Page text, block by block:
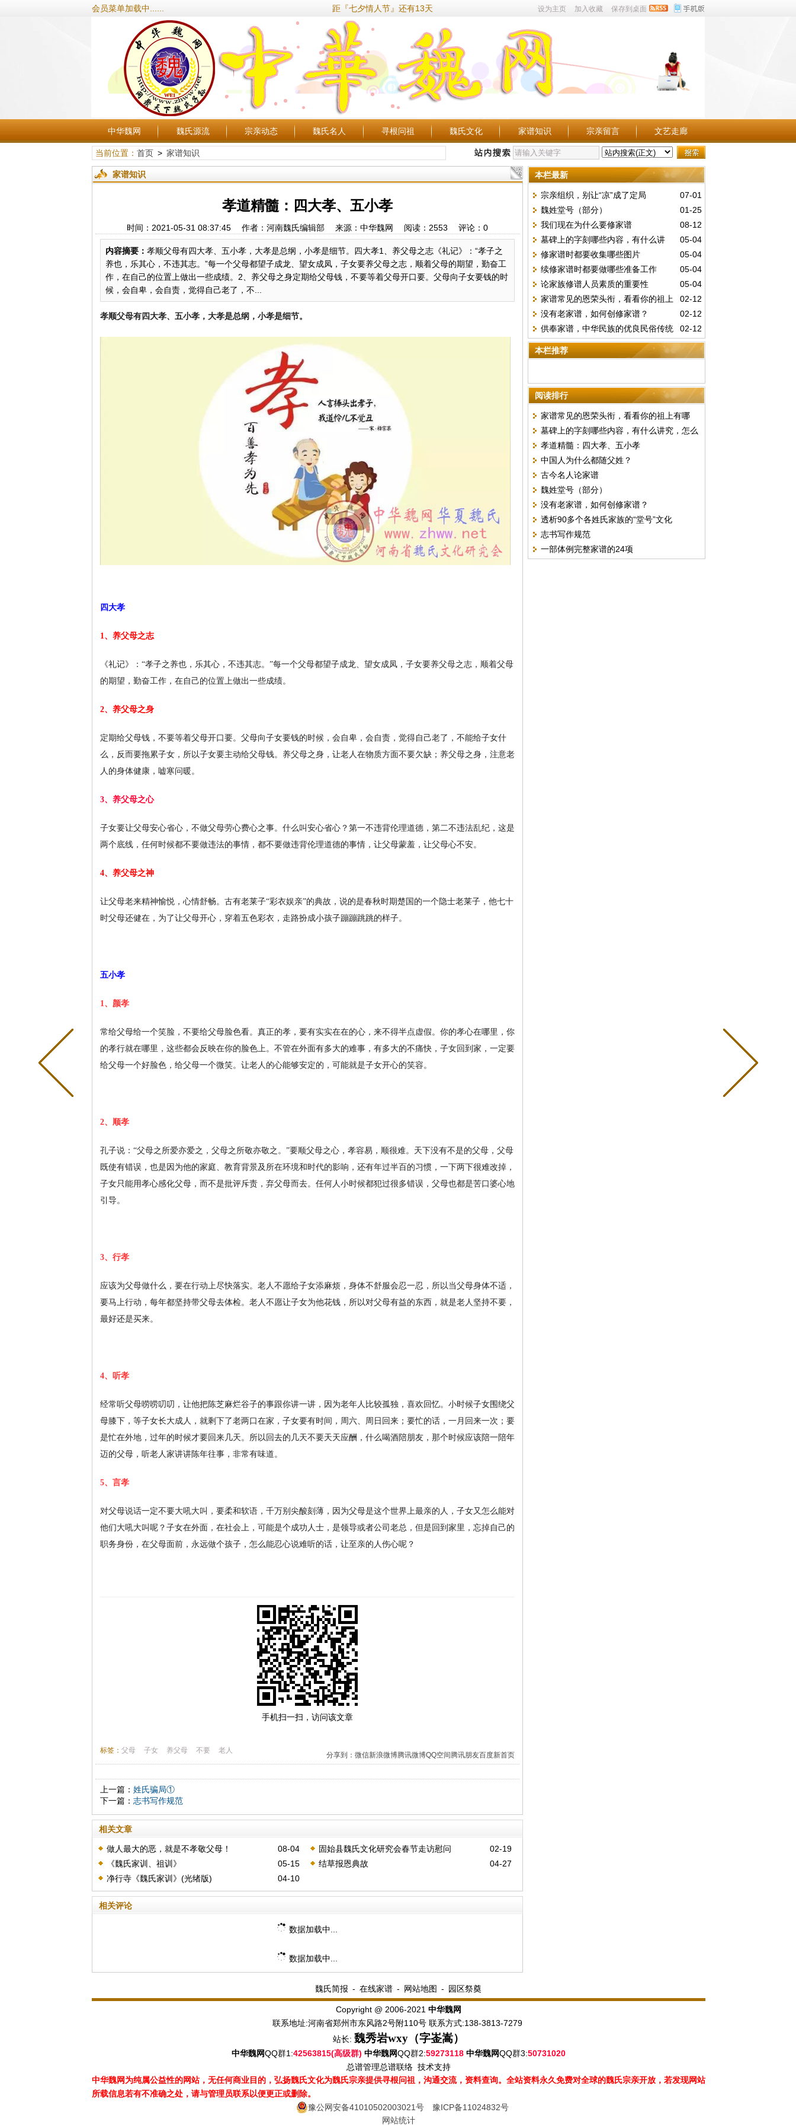
会员菜单加载中...... 设为主页 加入收藏 保存到桌面
距『七夕情人节』还有13天
中华魏网 魏氏源流 宗亲动态 魏氏名人 寻根问祖 魏氏文化 家谱知识 宗亲留言 文艺走廊
当前位置： 首页> 家谱知识
家谱知识
孝道精髓：四大孝、五小孝
时间：2021-05-31 08:37:45 作者：河南魏氏编辑部 来源：中华魏网 阅读： 2553 评论： 0
内容摘要： 孝顺父母有四大孝、五小孝，大孝是总纲，小孝是细节。四大孝1、养父母之志《礼记》：“孝子之
养也，乐其心，不违其志。”每一个父母都望子成龙、望女成凤，子女要养父母之志，顺着父母的期望，勤奋工
作，在自己的位置上做出一些成绩。2、养父母之身定期给父母钱，不要等着父母开口要。父母向子女要钱的时
候，会自卑，会自责，觉得自己老了，不...
孝顺父母有四大孝、五小孝，大孝是总纲，小孝是细节。
四大孝
1、养父母之志
《礼记》：“孝子之养也，乐其心，不违其志。”每一个父母都望子成龙、望女成凤，子女要养父母之志，顺着父母
的期望，勤奋工作，在自己的位置上做出一些成绩。
2、养父母之身
定期给父母钱，不要等着父母开口要。父母向子女要钱的时候，会自卑，会自责，觉得自己老了，不能给子女什
么，反而要拖累子女，所以子女要主动给父母钱。养父母之身，让老人在物质方面不要欠缺；养父母之身，注意老
人的身体健康，嘘寒问暖。
3、养父母之心
子女要让父母安心省心，不做父母劳心费心之事。什么叫安心省心？第一不违背伦理道德，第二不违法乱纪，这是
两个底线，任何时候都不要做违法的事情，都不要做违背伦理道德的事情，让父母蒙羞，让父母心不安。
4、养父母之神
让父母老来精神愉悦，心情舒畅。古有老莱子“彩衣娱亲”的典故，说的是春秋时期楚国的一个隐士老莱子，他七十
时父母还健在，为了让父母开心，穿着五色彩衣，走路扮成小孩子蹦蹦跳跳的样子。
五小孝
1、颜孝
常给父母给一个笑脸，不要给父母脸色看。真正的孝，要有实实在在的心，来不得半点虚假。你的孝心在哪里，你
的孝行就在哪里，这些都会反映在你的脸色上。不管在外面有多大的难事，有多大的不痛快，子女回到家，一定要
给父母一个好脸色，给父母一个微笑。让老人的心能够安定的，可能就是子女开心的笑容。
2、顺孝
孔子说：“父母之所爱亦爱之，父母之所敬亦敬之。”要顺父母之心，孝容易，顺很难。天下没有不是的父母，父母
既使有错误，也是因为他的家庭、教育背景及所在环境和时代的影响，还有年过半百的习惯，一下两下很难改掉，
子女只能用孝心感化父母，而不是批评斥责，弃父母而去。任何人小时候都犯过很多错误，父母也都是苦口婆心地
引导。
3、行孝
应该为父母做什么，要在行动上尽快落实。老人不愿给子女添麻烦，身体不舒服会忍一忍，所以当父母身体不适，
要马上行动，每年都坚持带父母去体检。老人不愿让子女为他花钱，所以对父母有益的东西，就是老人坚持不要，
最好还是买来。
4、听孝
经常听父母唠唠叨叨，让他把陈芝麻烂谷子的事跟你讲一讲，因为老年人比较孤独，喜欢回忆。小时候子女围绕父
母膝下，等子女长大成人，就剩下了老两口在家，子女要有时间，周六、周日回来；要忙的话，一月回来一次；要
是忙在外地，过年的时候才要回来几天。所以回去的几天不要天天应酬，什么喝酒陪朋友，那个时候应该陪一陪年
迈的父母，听老人家讲讲陈年往事，非常有味道。
5、言孝
对父母说话一定不要大吼大叫，要柔和软语，千万别尖酸刻薄，因为父母是这个世界上最亲的人，子女又怎么能对
他们大吼大叫呢？子女在外面，在社会上，可能是个成功人士，是领导或者公司老总，但是回到家里，忘掉自己的
职务身份，在父母面前，永远做个孩子，怎么能忍心说难听的话，让至亲的人伤心呢？
手机扫一扫，访问该文章
标签： 父母 子女 养父母 不要 老人
分享到： 微信新浪微博腾讯微博QQ空间 腾讯朋友百度新首页
上一篇： 姓氏骗局①
下一篇： 志书写作规范
相关文章
08-04
做人最大的恶，就是不孝敬父母！ 02-19
固始县魏氏文化研究会春节走访慰问
05-15
《魏氏家训、祖训》 04-27
结草报恩典故
04-10
净行寺《魏氏家训》(光绪版)
相关评论
数据加载中...
数据加载中...
本栏最新
07-01
宗亲组织，别让“凉”成了定局
01-25
魏姓堂号（部分）
08-12
我们现在为什么要修家谱
05-04
墓碑上的字刻哪些内容，有什么讲
究，怎么刻
05-04
修家谱时都要收集哪些图片
05-04
续修家谱时都要做哪些准备工作
05-04
论家族修谱人员素质的重要性
02-12
家谱常见的恩荣头衔，看看你的祖上
有哪些？
02-12
没有老家谱，如何创修家谱？
02-12
供奉家谱，中华民族的优良民俗传统
本栏推荐
阅读排行
家谱常见的恩荣头衔，看看你的祖上有哪
些？
墓碑上的字刻哪些内容，有什么讲究，怎么
刻
孝道精髓：四大孝、五小孝
中国人为什么都随父姓？
古今名人论家谱
魏姓堂号（部分）
没有老家谱，如何创修家谱？
透析90多个各姓氏家族的“堂号”文化
志书写作规范
一部体例完整家谱的24项
魏氏简报 - 在线家谱 - 网站地图 - 园区祭奠
Copyright @ 2006-2021 中华魏网
联系地址:河南省郑州市东风路2号附110号 联系方式:138-3813-7279
站长: 魏秀岩wxy（字崟嵩）
中华魏网QQ群1:42563815(高级群) 中华魏网QQ群2:59273118 中华魏网QQ群3:50731020
总谱管理总谱联络 技术支持
中华魏网为纯属公益性的网站，无任何商业目的，弘扬魏氏文化为魏氏宗亲提供寻根问祖，沟通交流，资料查询。全站资料永久免费对全球的魏氏宗亲开放，若发现网站
所载信息若有不准确之处，请与管理员联系以便更正或删除。
豫公网安备41010502003021号
豫ICP备11024832号
网站统计